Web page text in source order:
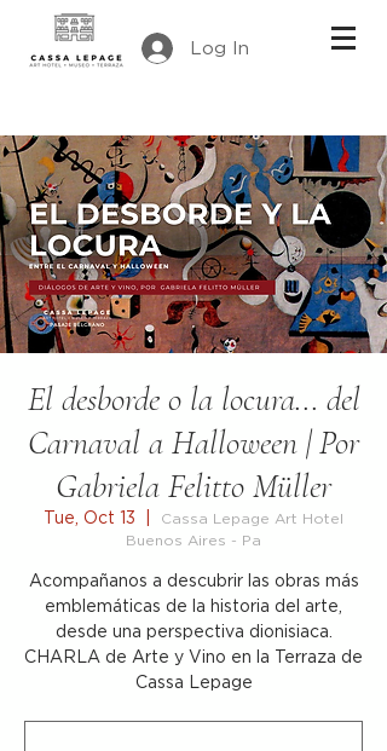
Log In
El desborde o la locura... del
Carnaval a Halloween | Por
Gabriela Felitto Müller
Tue, Oct 13
Cassa Lepage Art Hotel
Buenos Aires - Pa
Acompañanos a descubrir las obras más
emblemáticas de la historia del arte,
desde una perspectiva dionisiaca.
CHARLA de Arte y Vino en la Terraza de
Cassa Lepage